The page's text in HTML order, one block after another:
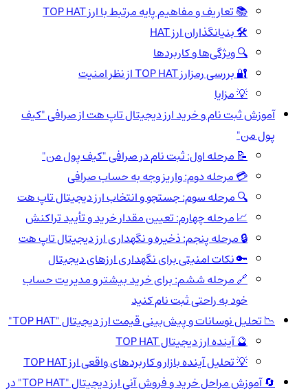
📚 تعاریف و مفاهیم پایه مرتبط با ارز TOP HAT
🛠️ بنیانگذاران ارز HAT
🔍 ویژگی‌ها و کاربردها
🔐 بررسی رمزارز TOP HAT از نظر امنیت
💡 مزایا
آموزش ثبت نام و خرید ارز دیجیتال تاپ هت از صرافی "کیف
پول من"
📝 مرحله اول: ثبت نام در صرافی "کیف پول من"
💳 مرحله دوم: واریز وجه به حساب صرافی
🔍 مرحله سوم: جستجو و انتخاب ارز دیجیتال تاپ هت
📈 مرحله چهارم: تعیین مقدار خرید و تأیید تراکنش
🔒 مرحله پنجم: ذخیره و نگهداری ارز دیجیتال تاپ هت
🔑 نکات امنیتی برای نگهداری ارزهای دیجیتال
🔗 مرحله ششم: برای خرید بیشتر و مدیریت حساب
خود به راحتی ثبت نام کنید
📉 تحلیل نوسانات و پیش‌بینی قیمت ارز دیجیتال "TOP HAT"
🔮 آینده ارز دیجیتال TOP HAT
💡 تحلیل آینده بازار و کاربردهای واقعی ارز TOP HAT
🔄 آموزش مراحل خرید و فروش آنی ارز دیجیتال "TOP HAT" در